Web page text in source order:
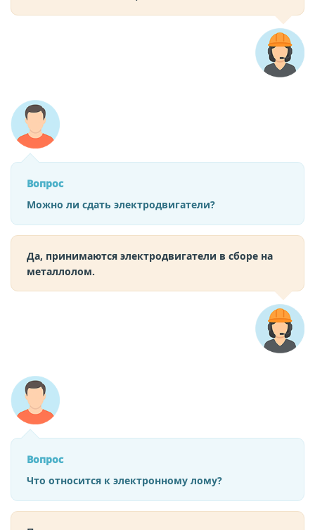
Вопрос
Можно ли сдать электродвигатели?
Да, принимаются электродвигатели в сборе на
металлолом.
Вопрос
Что относится к электронному лому?